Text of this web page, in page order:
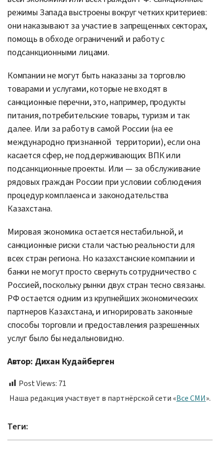
режимы Запада выстроены вокруг четких критериев:
они наказывают за участие в запрещенных секторах,
помощь в обходе ограничений и работу с
подсанкционными лицами.
Компании не могут быть наказаны за торговлю
товарами и услугами, которые не входят в
санкционные перечни, это, например, продукты
питания, потребительские товары, туризм и так
далее. Или за работу в самой России (на ее
международно признанной территории), если она
касается сфер, не поддерживающих ВПК или
подсанкционные проекты. Или — за обслуживание
рядовых граждан России при условии соблюдения
процедур комплаенса и законодательства
Казахстана.
Мировая экономика остается нестабильной, и
санкционные риски стали частью реальности для
всех стран региона. Но казахстанские компании и
банки не могут просто свернуть сотрудничество с
Россией, поскольку рынки двух стран тесно связаны.
РФ остается одним из крупнейших экономических
партнеров Казахстана, и игнорировать законные
способы торговли и предоставления разрешенных
услуг было бы недальновидно.
Автор: Дихан Кудайберген
Post Views: 71
Наша редакция участвует в партнёрской сети «Все СМИ».
Теги: